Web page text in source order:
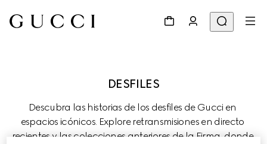
Descubra las historias de los desfiles de Gucci en
espacios icónicos. Explore retransmisiones en directo
recientes y las colecciones anteriores de la Firma, donde